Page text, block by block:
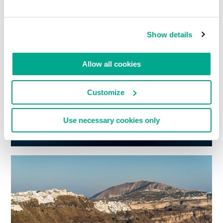
Show details
Allow all cookies
Customize
Use necessary cookies only